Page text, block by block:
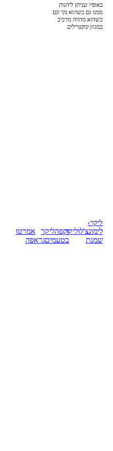
באופיו שניתן ליהנות
ממנו גם כשהוא נקי וגם
כשהוא מהווה מרכיב
במגוון קוקטיילים.
ליקר›
לימונצ'לוליקר
שמנת
וקפהליקר
בטעמיםגראפה
אמרטו